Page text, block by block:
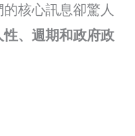
核心訊息卻驚人
、週期和政府政